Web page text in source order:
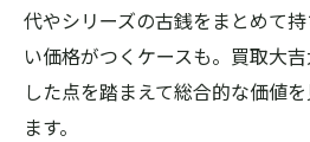
代やシリーズの古銭をまとめて
い価格がつくケースも。買取大
した点を踏まえて総合的な価値
ます。